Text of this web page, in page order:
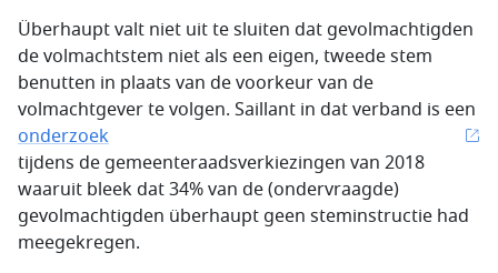
Überhaupt valt niet uit te sluiten dat gevolmachtigden
de volmachtstem niet als een eigen, tweede stem
benutten in plaats van de voorkeur van de
volmachtgever te volgen. Saillant in dat verband is een
onderzoek
tijdens de gemeenteraadsverkiezingen van 2018
waaruit bleek dat 34% van de (ondervraagde)
gevolmachtigden überhaupt geen steminstructie had
meegekregen.